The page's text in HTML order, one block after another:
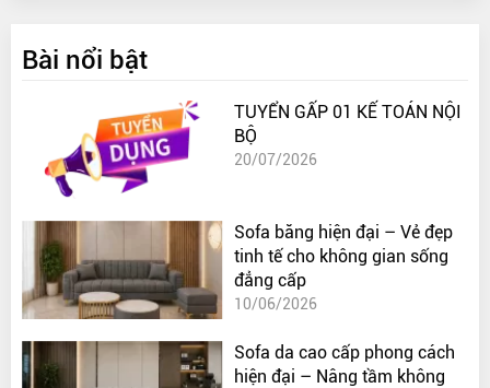
Bài nổi bật
TUYỂN GẤP 01 KẾ TOÁN NỘI
BỘ
20/07/2026
Sofa băng hiện đại – Vẻ đẹp
tinh tế cho không gian sống
đẳng cấp
10/06/2026
Sofa da cao cấp phong cách
hiện đại – Nâng tầm không